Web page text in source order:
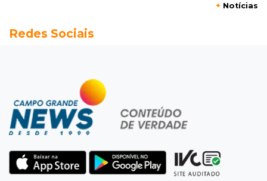
MS já tem projetos em mercado de carbono
Licenciamento ambiental
Governador quer que Imasul assuma
licenciamento de rodovias da Rota da
Celulose
10:25 Dourados
Após brilhar na Copa LNF, goleiro do
+ Notícias
Redes Sociais